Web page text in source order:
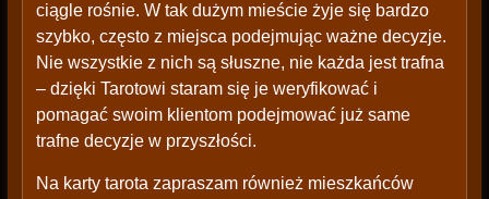
ciągle rośnie. W tak dużym mieście żyje się bardzo
szybko, często z miejsca podejmując ważne decyzje.
Nie wszystkie z nich są słuszne, nie każda jest trafna
– dzięki Tarotowi staram się je weryfikować i
pomagać swoim klientom podejmować już same
trafne decyzje w przyszłości.
Na karty tarota zapraszam również mieszkańców